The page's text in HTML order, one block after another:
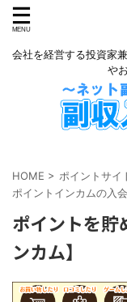
会社を経営する投資家
や
HOME > ポイントサイ
ポイントインカムの入
ポイントを貯
ンカム】